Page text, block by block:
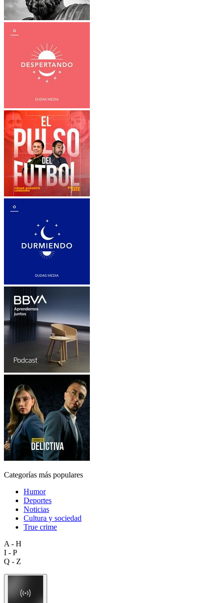
Categorías más populares
Humor
Deportes
Noticias
Cultura y sociedad
True crime
A - H
I - P
Q - Z